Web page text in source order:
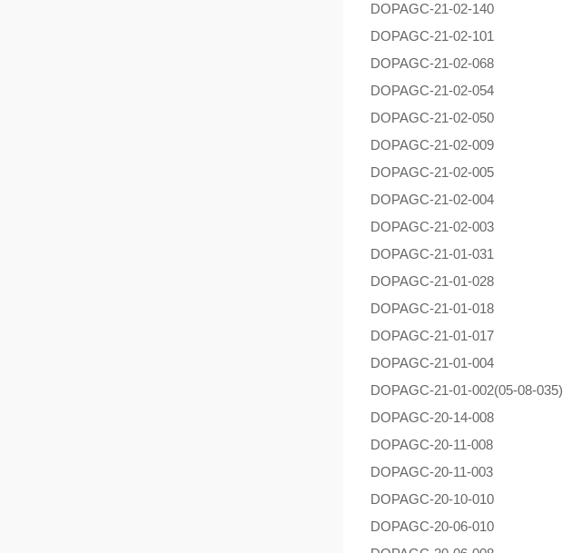
DOPAGC-21-02-140
DOPAGC-21-02-101
DOPAGC-21-02-068
DOPAGC-21-02-054
DOPAGC-21-02-050
DOPAGC-21-02-009
DOPAGC-21-02-005
DOPAGC-21-02-004
DOPAGC-21-02-003
DOPAGC-21-01-031
DOPAGC-21-01-028
DOPAGC-21-01-018
DOPAGC-21-01-017
DOPAGC-21-01-004
DOPAGC-21-01-002(05-08-035)
DOPAGC-20-14-008
DOPAGC-20-11-008
DOPAGC-20-11-003
DOPAGC-20-10-010
DOPAGC-20-06-010